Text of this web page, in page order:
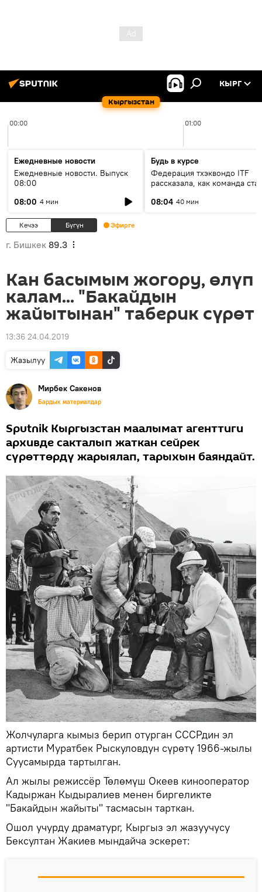
Кыргызстан
КЫРГ
00:00 01:00
Ежедневные новости
Ежедневные новости. Выпуск
08:00
08:00 4 мин
Будь в курсе
Федерация тхэквондо ITF
рассказала, как команда
08:04 40 мин
Кечээ Бүгүн Эфирге
г. Бишкек 89.3
Кан басымым жогору, өлүп
калам... "Бакайдын
жайытынан" таберик сүрөт
13:36 24.04.2019
Жазылуу
Мирбек Сакенов
Бардык материалдар
Sputnik Кыргызстан маалымат агенттиги
архивде сакталып жаткан сейрек
сүрөттөрдү жарыялап, тарыхын баяндайт.
Жолчуларга кымыз берип отурган СССРдин эл
артисти Муратбек Рыскуловдун сүрөтү 1966-жылы
Суусамырда тартылган.
Ал жылы режиссёр Төлөмүш Океев кинооператор
Кадыржан Кыдыралиев менен биргеликте
"Бакайдын жайыты" тасмасын тарткан.
Ошол учурду драматург, Кыргыз эл жазуучусу
Бексултан Жакиев мындайча эскерет: